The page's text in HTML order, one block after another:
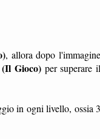
, allora dopo l'immagine
Gioco)per superare il
in ogni livello, ossia 3